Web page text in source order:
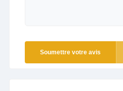
Soumettre votre avis